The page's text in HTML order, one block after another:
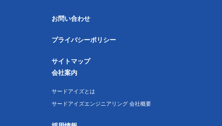
お問い合わせ
プライバシーポリシー
サイトマップ
会社案内
サードアイズとは
サードアイズエンジニアリング 会社概要